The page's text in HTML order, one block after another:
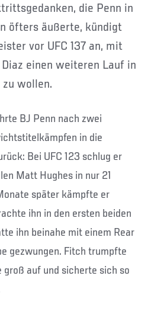
öfters äußerte, kündigt
vor UFC 137 an, mit
einen weiteren Lauf in
wollen.
BJ Penn nach zwei
in die
Bei UFC 123 schlug er
Matt Hughes in nur 21
später kämpfte er
ihn in den ersten beiden
ihn beinahe mit einem Rear
gezwungen. Fitch trumpfte
groß auf und sicherte sich so